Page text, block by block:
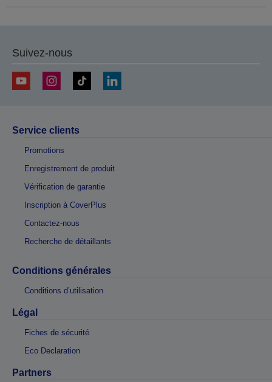
Suivez-nous
Service clients
Promotions
Enregistrement de produit
Vérification de garantie
Inscription à CoverPlus
Contactez-nous
Recherche de détaillants
Conditions générales
Conditions d’utilisation
Légal
Fiches de sécurité
Eco Declaration
Partners